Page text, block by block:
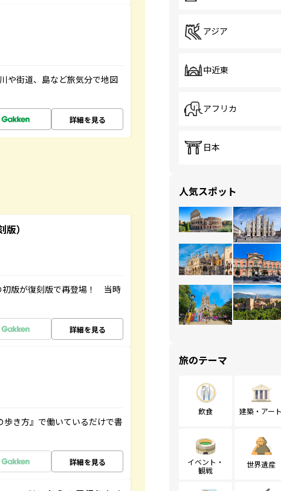
や街道、島など旅気分で地図
詳細を見る
）
初版が復刻版で再登場！ 当時
詳細を見る
き方』で働いているだけで書
詳細を見る
アジア
中近東
アフリカ
日本
人気スポット
旅のテーマ
飲食 建築・アート
イベント・
観戦
世界遺産